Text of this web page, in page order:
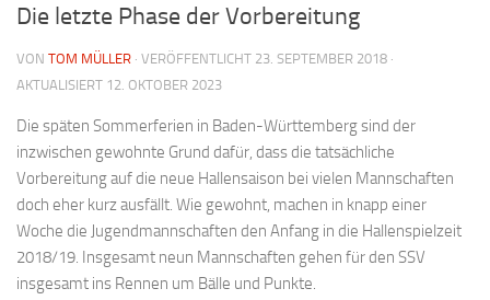
Die letzte Phase der Vorbereitung
VON TOM MÜLLER · VERÖFFENTLICHT 23. SEPTEMBER 2018 ·
AKTUALISIERT 12. OKTOBER 2023
Die späten Sommerferien in Baden-Württemberg sind der
inzwischen gewohnte Grund dafür, dass die tatsächliche
Vorbereitung auf die neue Hallensaison bei vielen Mannschaften
doch eher kurz ausfällt. Wie gewohnt, machen in knapp einer
Woche die Jugendmannschaften den Anfang in die Hallenspielzeit
2018/19. Insgesamt neun Mannschaften gehen für den SSV
insgesamt ins Rennen um Bälle und Punkte.